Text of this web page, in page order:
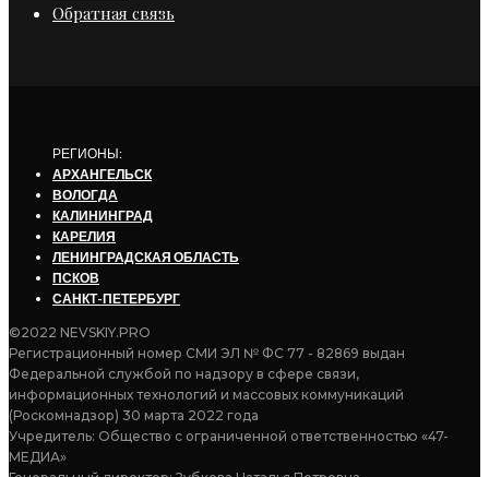
Обратная связь
РЕГИОНЫ:
АРХАНГЕЛЬСК
ВОЛОГДА
КАЛИНИНГРАД
КАРЕЛИЯ
ЛЕНИНГРАДСКАЯ ОБЛАСТЬ
ПСКОВ
САНКТ-ПЕТЕРБУРГ
©2022 NEVSKIY.PRO
Регистрационный номер СМИ ЭЛ № ФС 77 - 82869 выдан
Федеральной службой по надзору в сфере связи,
информационных технологий и массовых коммуникаций
(Роскомнадзор) 30 марта 2022 года
Учредитель: Общество с ограниченной ответственностью «47-
МЕДИА»